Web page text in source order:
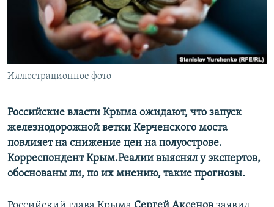
ПОБЕДИТЕЛЕЙ НЕ СУДЯТ?
КРЫМ.НЕПОКОРЕННЫЙ
УКРАИНСКАЯ ПРОБЛЕМА КРЫМА
ПРИСОЕДИНЯЙТЕСЬ!
Иллюстрационное фото
Российские власти Крыма ожидают, что запуск
железнодорожной ветки Керченского моста
повлияет на снижение цен на полуострове.
Корреспондент Крым.Реалии выяснял у экспертов,
обоснованы ли, по их мнению, такие прогнозы.